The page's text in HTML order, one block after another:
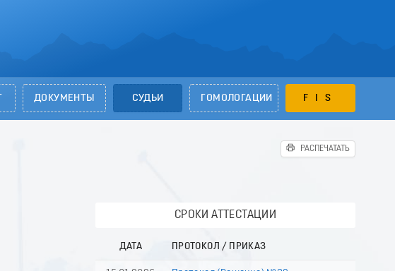
ДОКУМЕНТЫ СУДЬИ ГОМОЛОГАЦИИ FIS
РАСПЕЧАТАТЬ
СРОКИ АТТЕСТАЦИИ
ДАТА ПРОТОКОЛ / ПРИКАЗ